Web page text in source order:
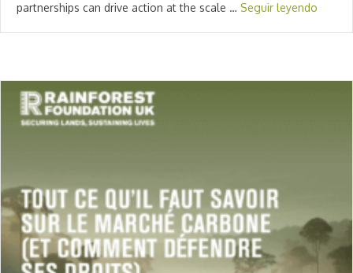
partnerships can drive action at the scale … Seguir leyendo